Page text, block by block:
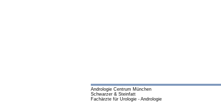
Andrologie Centrum München
Schwarzer & Steinfatt
Fachärzte für Urologie - Andrologie